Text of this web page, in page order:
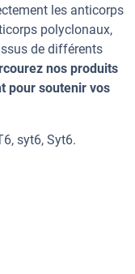
les anticorps
polyclonaux,
de différents
nos produits
pour soutenir vos
syt6, Syt6.